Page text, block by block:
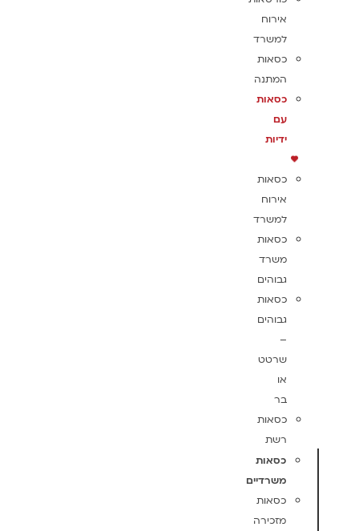
אירוח
למשרד
כסאות
המתנה
כסאות
עם
ידיות
כסאות
אירוח
למשרד
כסאות
משרד
גבוהים
כסאות
גבוהים
–
שרטט
או
בר
כסאות
רשת
כסאות
משרדיים
כסאות
מזכירה